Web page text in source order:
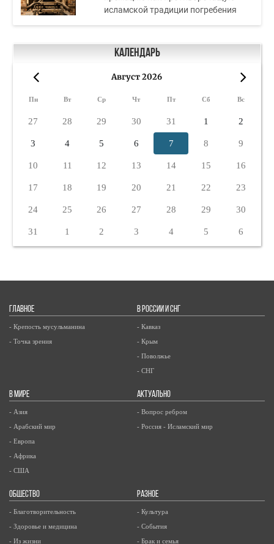
исламской традиции погребения
Календарь
Август 2026
Пн Вт Ср Чт Пт Сб Вс
27 28 29 30 31 1 2
3 4 5 6 7 8 9
10 11 12 13 14 15 16
17 18 19 20 21 22 23
24 25 26 27 28 29 30
31 1 2 3 4 5 6
ГЛАВНОЕ
- Крепость мусульманина
- Точка зрения
В РОССИИ И СНГ
- Кавказ
- Крым
- Поволжье
- СНГ
В МИРЕ
- Азия
- Арабский мир
- Европа
- Африка
- США
АКТУАЛЬНО
- Вопрос ребром
- Россия - Исламский мир
ОБЩЕСТВО
- Благотворительность
- Здоровье и медицина
- Из жизни
РАЗНОЕ
- Культура
- События
- Брак и семья